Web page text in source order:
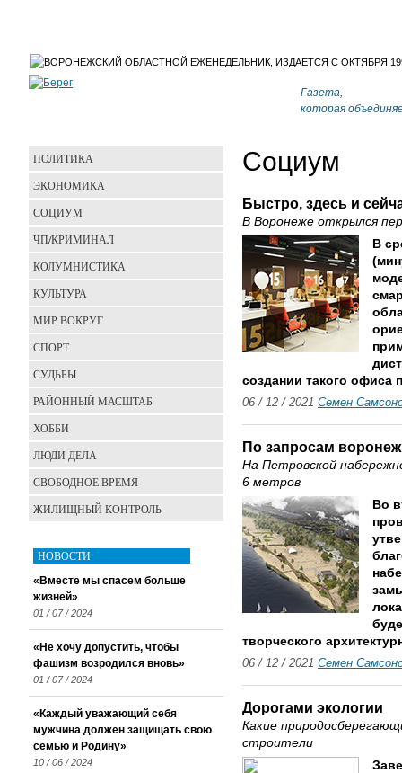
Газета,
которая
Социум
Быстро, здесь и
В Воронеже открылся
В
создании такого офиса
06 / 12 / 2021 Семен
По запросам
На Петровской
6 метров
Во
творческого
06 / 12 / 2021 Семен
Дорогами экологии
Какие
строители
ПОЛИТИКА
ЭКОНОМИКА
СОЦИУМ
ЧП/КРИМИНАЛ
КОЛУМНИСТИКА
КУЛЬТУРА
МИР ВОКРУГ
СПОРТ
СУДЬБЫ
РАЙОННЫЙ МАСШТАБ
ХОББИ
ЛЮДИ ДЕЛА
СВОБОДНОЕ ВРЕМЯ
ЖИЛИЩНЫЙ КОНТРОЛЬ
НОВОСТИ
«Вместе мы спасем больше
жизней»
01 / 07 / 2024
«Не хочу допустить, чтобы
фашизм возродился вновь»
01 / 07 / 2024
«Каждый уважающий себя
мужчина должен защищать свою
семью и Родину»
10 / 06 / 2024